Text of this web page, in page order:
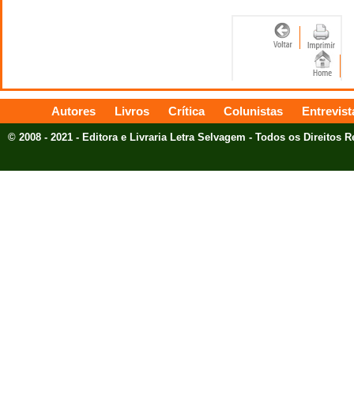
Autores Livros Crítica Colunistas
© 2008 - 2021 - Editora e Livraria Letra Selvagem - Todos os Direitos